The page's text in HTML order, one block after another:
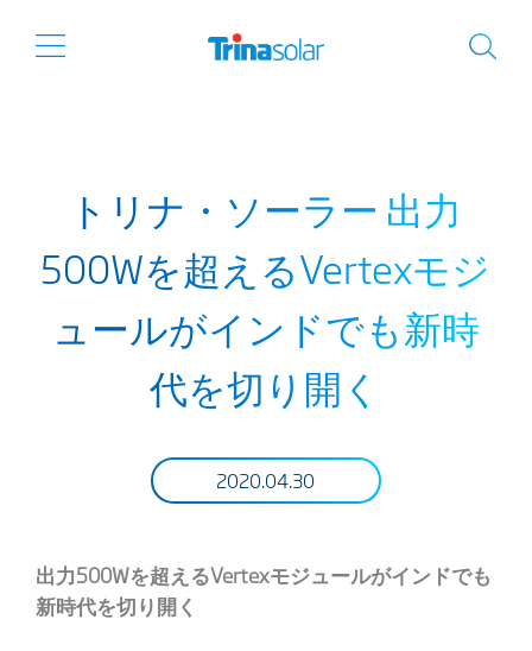
トリナ・ソーラー 出力
500Wを超えるVertexモジ
ュールがインドでも新時
代を切り開く
2020.04.30
出力500Wを超えるVertexモジュールがインドでも
新時代を切り開く